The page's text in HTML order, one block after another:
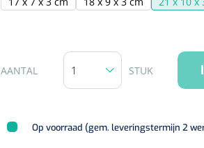
AANTAL STUK
Op voorraad (gem. leveringstermijn 2